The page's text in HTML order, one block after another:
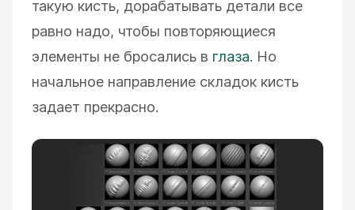
такую кисть, дорабатывать детали все
равно надо, чтобы повторяющиеся
элементы не бросались в глаза. Но
начальное направление складок кисть
задает прекрасно.